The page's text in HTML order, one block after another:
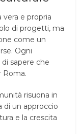
vera e propria
di progetti, ma
come un
Ogni
sapere che
Roma.
risuona in
di un approccio
e la crescita